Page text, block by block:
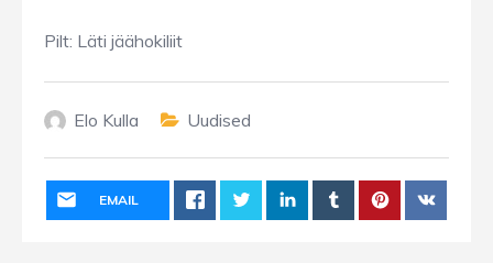
Pilt: Läti jäähokiliit
Elo Kulla Uudised
EMAIL